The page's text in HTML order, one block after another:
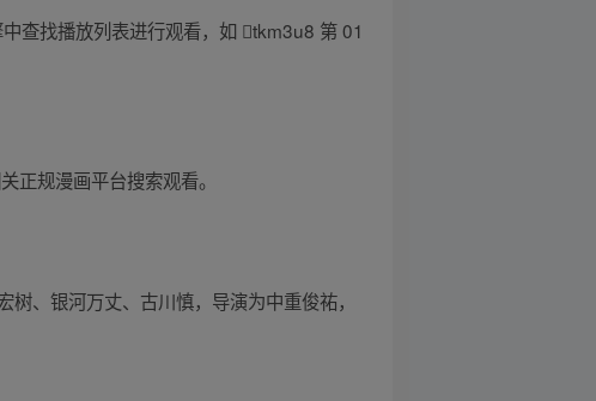
查找播放列表进行观看，如 tkm3u8 第 01
正规漫画平台搜索观看。
、银河万丈、古川慎，导演为中重俊祐，